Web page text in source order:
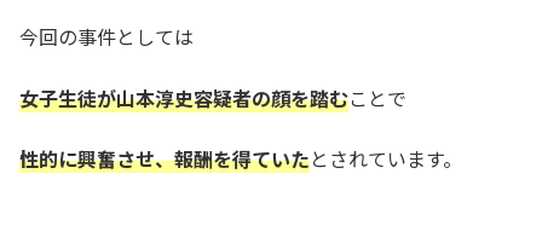
今回の事件としては
女子生徒が山本淳史容疑者の顔を踏むことで
性的に興奮させ、報酬を得ていたとされています。